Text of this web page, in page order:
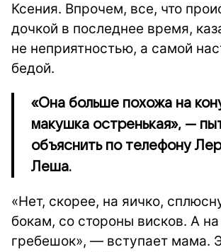
Ксения. Впрочем, все, что
дочкой в последнее время,
не неприятностью, а самой
бедой.
«Она больше похожа на
макушка остренькая», —
объяснить по телефону
Леша.
«Нет, скорее, на яичко,
бокам, со стороны висков. А
гребешок», — вступает мама.